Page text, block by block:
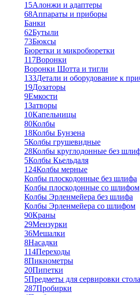
15Алонжи и адаптеры
68Аппараты и приборы
Банки
62Бутыли
73Бюксы
Бюретки и микробюретки
117Воронки
Воронки Шотта и тигли
133Детали и оборудование к
19Дозаторы
9Емкости
1Затворы
10Капельницы
80Колбы
18Колбы Бунзена
5Колбы грушевидные
28Колбы круглодонные без
5Колбы Кьельдаля
124Колбы мерные
Колбы плоскодонные без шлифа
Колбы плоскодонные со шлифом
Колбы Эрленмейера без шлифа
Колбы Эрленмейера со шлифом
90Краны
29Мензурки
36Мешалки
8Насадки
114Переходы
8Пикнометры
20Пипетки
5Предметы для сервировки стола
287Пробирки